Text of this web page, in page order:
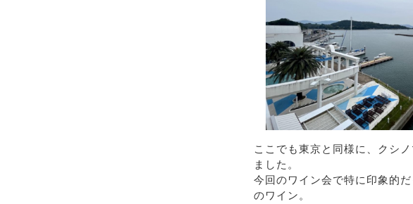
ここでも東京と同様に、クシ
ました。
今回のワイン会で特に印象的
のワイン。